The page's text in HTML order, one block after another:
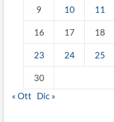
9 10 11
16 17 18
23 24 25
30
« Ott
Dic »